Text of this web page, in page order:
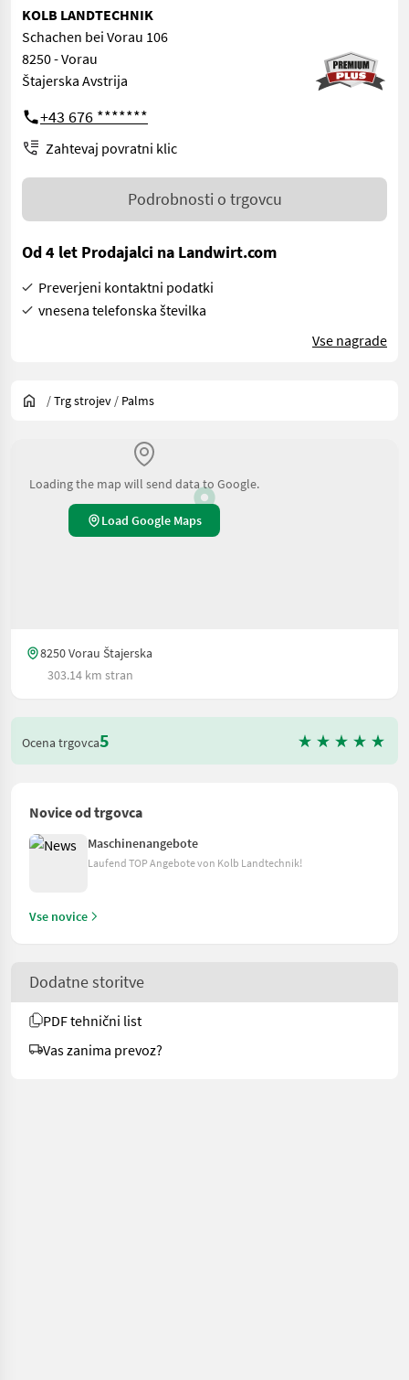
KOLB LANDTECHNIK
Schachen bei Vorau 106
8250 - Vorau
Štajerska Avstrija
+43 676 *******
Zahtevaj povratni klic
Podrobnosti o trgovcu
Od 4 let Prodajalci na Landwirt.com
Preverjeni kontaktni podatki
vnesena telefonska številka
Vse nagrade
/Trg strojev / Palms
Loading the map will send data to Google.
Load Google Maps
8250 Vorau Štajerska
303.14 km stran
Ocena trgovca5
Novice od trgovca
Maschinenangebote
Laufend TOP Angebote von Kolb Landtechnik!
Vse novice
Dodatne storitve
PDF tehnični list
Vas zanima prevoz?